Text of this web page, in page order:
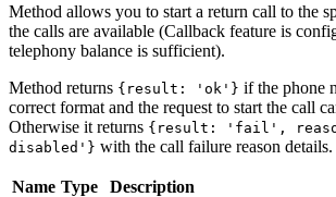
Method allows you to start a return call to the
the calls are available (Callback feature is
telephony balance is sufficient).
Method returns {result: 'ok'} if the phone
correct format and the request to start the call
Otherwise it returns {result: 'fail',
disabled'} with the call failure reason details.
Name Type
Description